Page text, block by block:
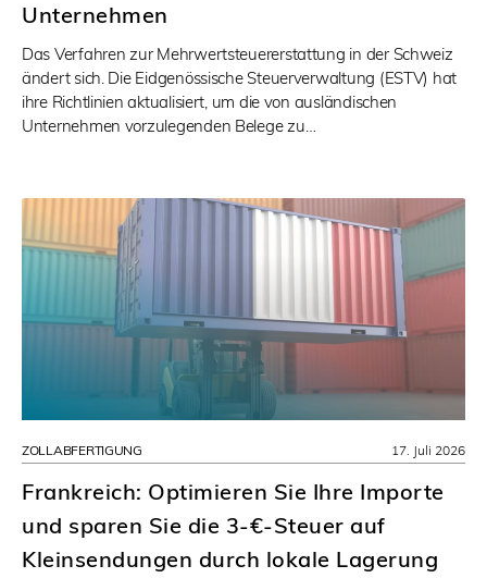
Unternehmen
Das Verfahren zur Mehrwertsteuererstattung in der Schweiz
ändert sich. Die Eidgenössische Steuerverwaltung (ESTV) hat
ihre Richtlinien aktualisiert, um die von ausländischen
Unternehmen vorzulegenden Belege zu…
ZOLLABFERTIGUNG
Frankreich: Optimieren Sie Ihre Importe
und sparen Sie die 3-€-Steuer auf
Kleinsendungen durch lokale Lagerung
17. Juli 2026